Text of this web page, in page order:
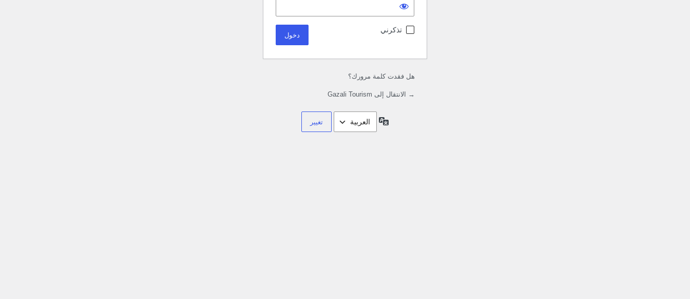
تذكرني
هل فقدت كلمة مرورك؟
→ الانتقال إلى Gazali Tourism
اللغة